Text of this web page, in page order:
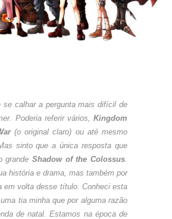
se calhar a pergunta mais difícil de
. Poderia referir vários,Kingdom
(o original claro) ou até mesmo
sinto que a única resposta que
grande Shadow of the Colossus
história e drama, mas também por
em volta desse título. Conheci esta
tia minha que por alguma razão
de natal. Estamos na época de